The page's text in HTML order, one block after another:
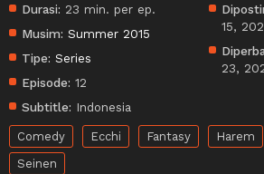
Durasi: 23 min. per ep.
Musim: Summer 2015
Tipe: Series
Episode: 12
Subtitle: Indonesia
15,
23,
Comedy Ecchi Fantasy Harem
Seinen